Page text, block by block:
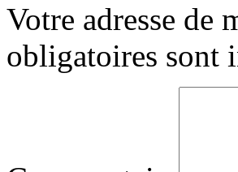
Votre adresse de
obligatoires sont